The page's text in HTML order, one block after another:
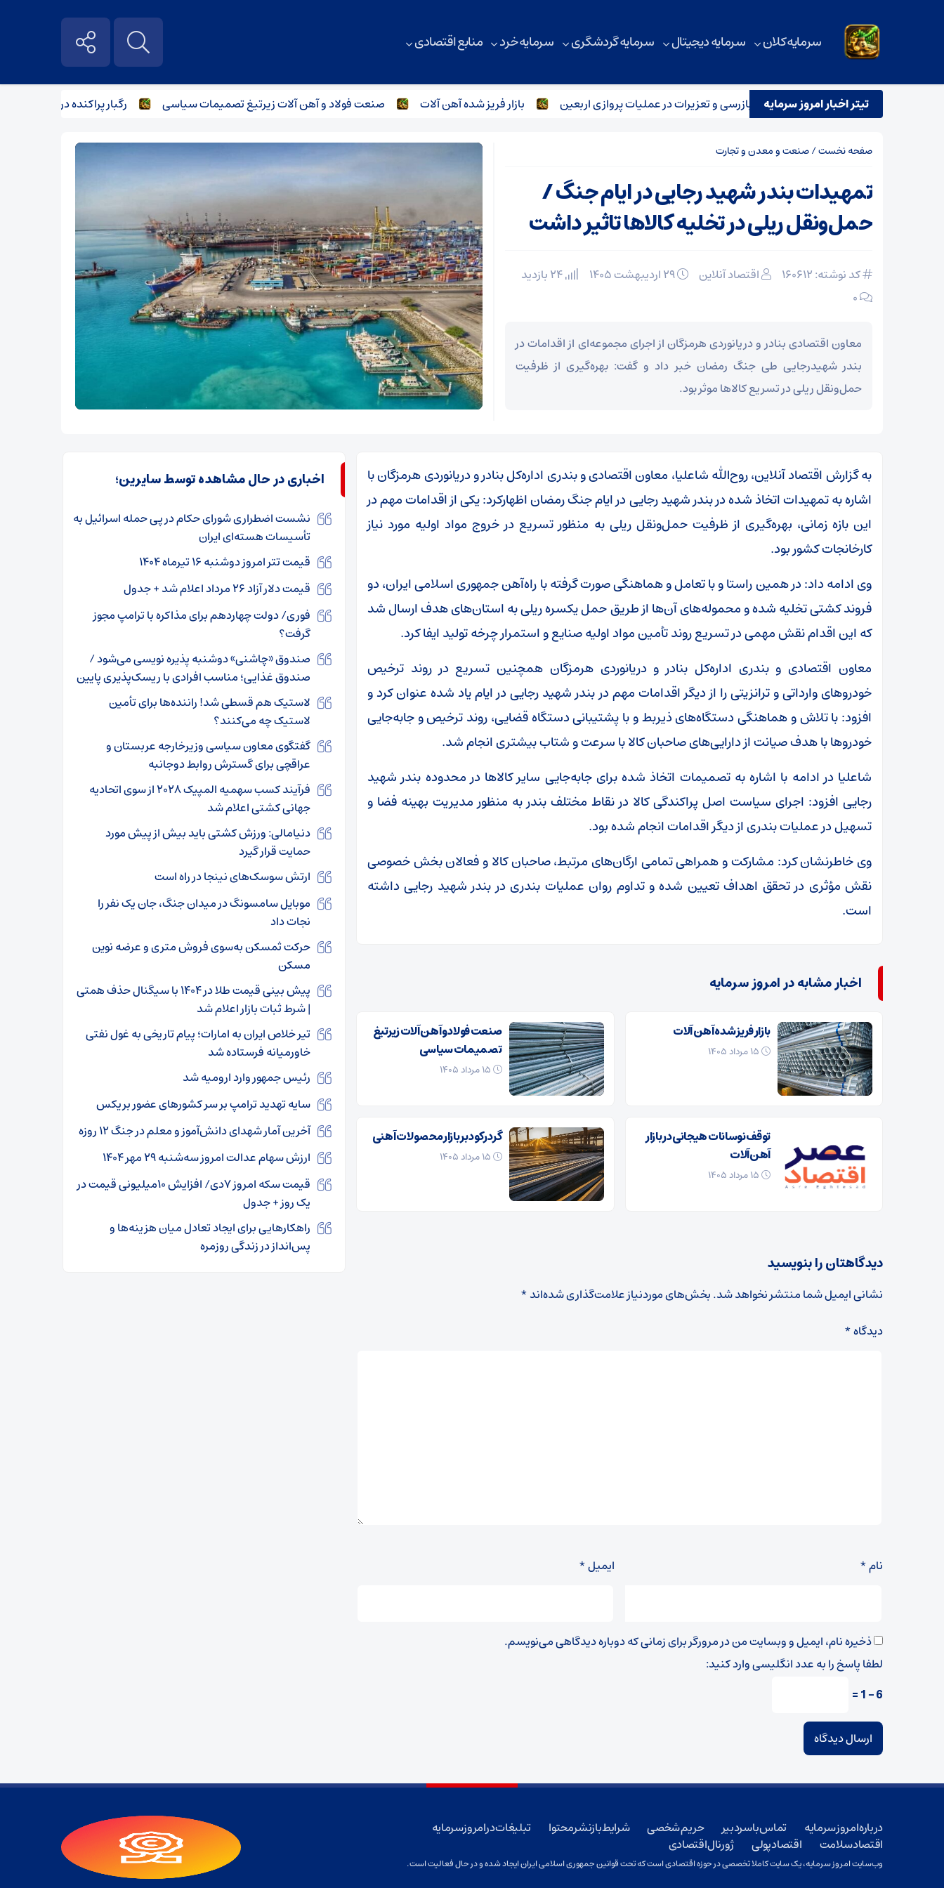
سرمایه کلان سرمایه دیجیتال سرمایه گردشگری سرمایه خرد منابع اقتصادی
تیتر اخبار امروز سرمایه
مشترک نظارتی سازمان هواپیمایی، بازرسی و تعزیرات در عملیات پروازی اربعین بازار فریز شده آهن آلات صنعت فولاد و آهن آلات زیر‌تیغ تصمیمات سیاسی رگبار پراکنده در نیمه شمالی
صفحه نخست/صنعت و معدن و تجارت
تمهیدات بندر شهید رجایی در ایام جنگ /
حمل‌ونقل ریلی در تخلیه کالاها تاثیر داشت
کد نوشته: 160612 اقتصاد آنلاین
۰
معاون اقتصادی بنادر و دریانوردی هرمزگان از اجرای مجموعه‌ای از اقدامات در
بندر شهیدرجایی طی جنگ رمضان خبر داد و گفت: بهره‌گیری از ظرفیت
حمل‌ونقل ریلی در تسریع کالاها موثر بود.
به گزارش اقتصاد آنلاین، روح‌الله شاعلیا، معاون اقتصادی و بندری اداره‌کل بنادر و دریانوردی هرمزگان با
اشاره به تمهیدات اتخاذ شده در بندر شهید رجایی در ایام جنگ رمضان اظهارکرد: یکی از اقدامات مهم در
این بازه زمانی، بهره‌گیری از ظرفیت حمل‌ونقل ریلی به منظور تسریع در خروج مواد اولیه مورد نیاز
کارخانجات کشور بود.
وی ادامه داد: در همین راستا و با تعامل و هماهنگی صورت گرفته با راه‌آهن جمهوری اسلامی ایران، دو
فروند کشتی تخلیه شده و محموله‌های آن‌ها از طریق حمل یکسره ریلی به استان‌های هدف ارسال شد
که این اقدام نقش مهمی در تسریع روند تأمین مواد اولیه صنایع و استمرار چرخه تولید ایفا کرد.
معاون اقتصادی و بندری اداره‌کل بنادر و دریانوردی هرمزگان همچنین تسریع در روند ترخیص
خودروهای وارداتی و ترانزیتی را از دیگر اقدامات مهم در بندر شهید رجایی در ایام یاد شده عنوان کرد و
افزود: با تلاش و هماهنگی دستگاه‌های ذیربط و با پشتیبانی دستگاه قضایی، روند ترخیص و جابه‌جایی
خودروها با هدف صیانت از دارایی‌های صاحبان کالا با سرعت و شتاب بیشتری انجام شد.
شاعلیا در ادامه با اشاره به تصمیمات اتخاذ شده برای جابه‌جایی سایر کالاها در محدوده بندر شهید
رجایی افزود: اجرای سیاست اصل پراکندگی کالا در نقاط مختلف بندر به منظور مدیریت بهینه فضا و
تسهیل در عملیات بندری از دیگر اقدامات انجام شده بود.
وی خاطرنشان کرد: مشارکت و همراهی تمامی ارگان‌های مرتبط، صاحبان کالا و فعالان بخش خصوصی
نقش مؤثری در تحقق اهداف تعیین شده و تداوم روان عملیات بندری در بندر شهید رجایی داشته
است.
اخبار مشابه در امروز سرمایه
بازار فریز شده آهن آلات
صنعت فولاد و آهن آلات زیر‌تیغ
تصمیمات سیاسی
توقف نوسانات هیجانی در بازار
آهن‌آلات
گرد رکود بر بازار محصولات آهنی
دیدگاهتان را بنویسید
نشانی ایمیل شما منتشر نخواهد شد.بخش‌های موردنیاز علامت‌گذاری شده‌اند*
دیدگاه*
نام* ایمیل*
ذخیره نام، ایمیل و وبسایت من در مرورگر برای زمانی که دوباره دیدگاهی می‌نویسم.
لطفا پاسخ را به عدد انگلیسی وارد کنید:
6 − 1 =
اخباری در حال مشاهده توسط سایرین؛
نشست اضطراری شورای حکام در پی حمله اسرائیل به
تأسیسات هسته‌ای ایران
قیمت تتر امروز دوشنبه ۱۶ تیرماه ۱۴۰۴
قیمت دلار آزاد ۲۶ مرداد اعلام شد + جدول
فوری/ دولت چهاردهم برای مذاکره با ترامپ مجوز
گرفت؟
صندوق «چاشنی» دوشنبه پذیره نویسی می‌شود /
صندوق غذایی؛ مناسب افرادی با ریسک‌پذیری پایین
لاستیک هم قسطی شد! راننده‌ها برای تأمین
لاستیک چه می‌کنند؟
گفتگوی معاون سیاسی وزیرخارجه عربستان و
عراقچی برای گسترش روابط دوجانبه
فرآیند کسب سهمیه المپیک ۲۰۲۸ از سوی اتحادیه
جهانی کشتی اعلام شد
دنیامالی: ورزش کشتی باید بیش از پیش مورد
حمایت قرار گیرد
ارتش سوسک‌های نینجا در راه است
موبایل سامسونگ در میدان جنگ، جان یک نفر را
نجات داد
حرکت ثمسکن به‌سوی فروش متری و عرضه نوین
مسکن
پیش بینی قیمت طلا در ۱۴۰۴ با سیگنال حذف همتی
| شرط ثبات بازار اعلام شد
تیر خلاص ایران به امارات؛ پیام تاریخی به غول نفتی
خاورمیانه فرستاده شد
رئیس جمهور وارد ارومیه شد
سایه تهدید ترامپ بر سر کشورهای عضور بریکس
آخرین آمار شهدای دانش‌آموز و معلم در جنگ ۱۲ روزه
ارزش سهام عدالت امروز سه‌شنبه ۲۹ مهر ۱۴۰۴
قیمت سکه امروز ۷دی/ افزایش ۱۰میلیونی قیمت در
یک روز + جدول
راهکارهایی برای ایجاد تعادل میان هزینه‌ها و
پس‌انداز در زندگی روزمره
درباره امروز سرمایه تماس با سردبیر حریم شخصی شرایط بازنشر محتوا
تبلیغات در امروز سرمایه
اقتصاد سلامت
اقتصاد پولی ژورنال اقتصادی
وب‌سایت امروز سرمایه، یک سایت کاملا تخصصی در حوزه اقتصادی است که تحت قوانین جمهوری اسلامی ایران ایجاد شده و در حال فعالیت است.